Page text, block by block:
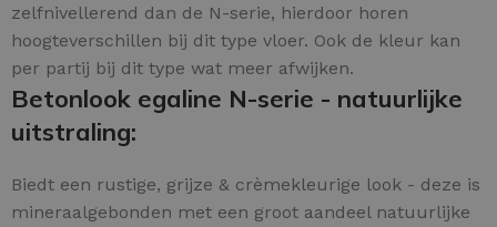
zelfnivellerend dan de N-serie, hierdoor horen
hoogteverschillen bij dit type vloer. Ook de kleur kan
per partij bij dit type wat meer afwijken.
Betonlook egaline N-serie - natuurlijke
uitstraling:
Biedt een rustige, grijze & crèmekleurige look - deze is
mineraalgebonden met een groot aandeel natuurlijke